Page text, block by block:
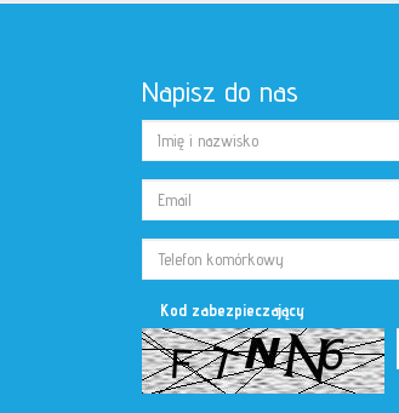
Napisz do nas
Kod zabezpieczający